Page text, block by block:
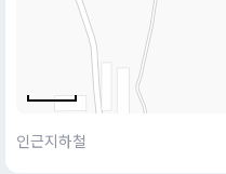
인근지하철